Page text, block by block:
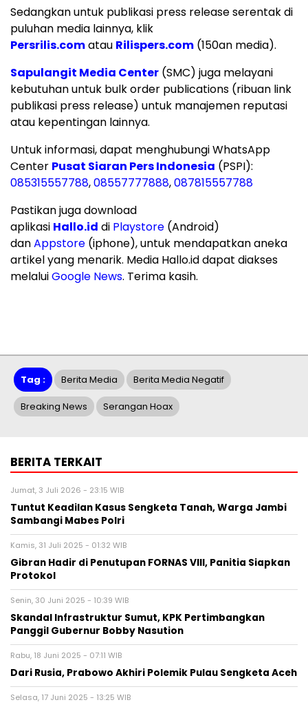
Sedangkan untuk publikasi press release serentak di
puluhan media lainnya, klik
Persrilis.comatau Rilispers.com (150an media).
Sapulangit Media Center (SMC) juga melayani
kebutuhan untuk bulk order publications (ribuan link
publikasi press release) untuk manajemen reputasi
atau kepentingan lainnya.
Untuk informasi, dapat menghubungi WhatsApp
Center Pusat Siaran Pers Indonesia (PSPI):
085315557788,08557777888,087815557788
Pastikan juga download
aplikasi Hallo.id di Playstore (Android)
danAppstore (iphone), untuk mendapatkan aneka
artikel yang menarik. Media Hallo.id dapat diakses
melaluiGoogle News. Terima kasih.
Tag : Berita Media Berita Media Negatif
Breaking News Serangan Hoax
BERITA TERKAIT
Jumat, 3 Juli 2026 - 23:15 WIB
Tuntut Keadilan Kasus Sengketa Tanah, Warga Jambi
Sambangi Mabes Polri
Kamis, 31 Juli 2025 - 01:32 WIB
Gibran Hadir di Penutupan FORNAS VIII, Panitia Siapkan
Protokol
Senin, 30 Juni 2025 - 10:39 WIB
Skandal Infrastruktur Sumut, KPK Pertimbangkan
Panggil Gubernur Bobby Nasution
Rabu, 18 Juni 2025 - 07:11 WIB
Dari Rusia, Prabowo Akhiri Polemik Pulau Sengketa Aceh
Selasa, 17 Juni 2025 - 13:25 WIB